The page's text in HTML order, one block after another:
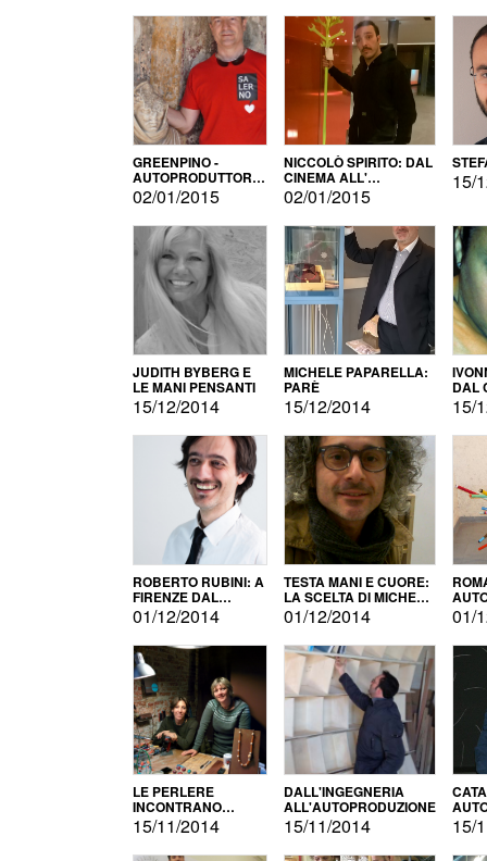
GREENPINO -
AUTOPRODUTTORE
PER AMORE
02/01/2015
NICCOLÒ SPIRITO: DAL
CINEMA ALL'
AUTOPRODUZIONE
02/01/2015
15/
JUDITH BYBERG E
LE MANI PENSANTI
15/12/2014
MICHELE PAPARELLA:
PARÈ
15/12/2014
DAL
15/
ROBERTO RUBINI: A
FIRENZE DAL
PRODOTTO ALLA
PROMOZIONE
01/12/2014
TESTA MANI E CUORE:
LA SCELTA DI MICHELE
BARBERIO
01/12/2014 01/
LE PERLERE
INCONTRANO
L'AUTOPRODUZIONE
15/11/2014
DALL'INGEGNERIA
ALL'AUTOPRODUZIONE
15/11/2014 15/